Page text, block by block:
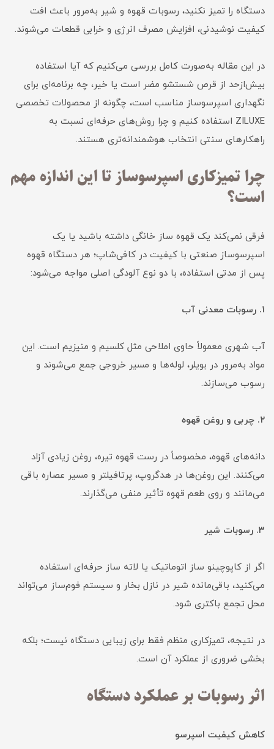
دستگاه را تمیز نکنید، رسوبات قهوه و شیر به‌مرور باعث افت
کیفیت نوشیدنی، افزایش مصرف انرژی و خرابی قطعات می‌شوند.
در این مقاله به‌صورت کامل بررسی می‌کنیم که آیا استفاده
بیش‌ازحد از قرص شستشو مضر است یا خیر، چه برنامه‌ای برای
نگهداری اسپرسوساز مناسب است، چگونه از محصولات تخصصی
ZILUXE استفاده کنیم و چرا روش‌های حرفه‌ای نسبت به
راهکارهای سنتی انتخاب هوشمندانه‌تری هستند.
چرا تمیزکاری اسپرسوساز تا این اندازه مهم
است؟
فرقی نمی‌کند یک قهوه ساز خانگی داشته باشید یا یک
اسپرسوساز صنعتی با کیفیت در کافی‌شاپ؛ هر دستگاه قهوه
پس از مدتی استفاده، با دو نوع آلودگی اصلی مواجه می‌شود:
۱. رسوبات معدنی آب
آب شهری معمولاً حاوی املاحی مثل کلسیم و منیزیم است. این
مواد به‌مرور در بویلر، لوله‌ها و مسیر خروجی جمع می‌شوند و
رسوب می‌سازند.
۲. چربی و روغن قهوه
دانه‌های قهوه، مخصوصاً در رست قهوه تیره، روغن زیادی آزاد
می‌کنند. این روغن‌ها در هدگروپ، پرتافیلتر و مسیر عصاره باقی
می‌مانند و روی طعم قهوه تأثیر منفی می‌گذارند.
۳. رسوبات شیر
اگر از کاپوچینو ساز اتوماتیک یا لاته ساز حرفه‌ای استفاده
می‌کنید، باقی‌مانده شیر در نازل بخار و سیستم فوم‌ساز می‌تواند
محل تجمع باکتری شود.
در نتیجه، تمیزکاری منظم فقط برای زیبایی دستگاه نیست؛ بلکه
بخشی ضروری از عملکرد آن است.
اثر رسوبات بر عملکرد دستگاه
کاهش کیفیت اسپرسو